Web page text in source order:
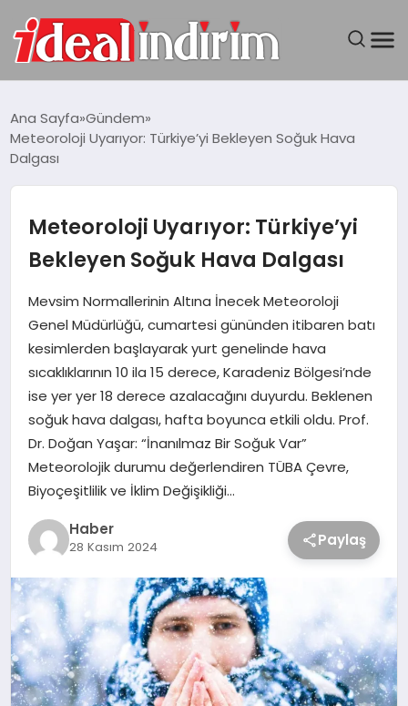
BILGISAYAR
TEKNOLOJI
YAŞAM
Ana Sayfa Gündem
Meteoroloji Uyarıyor: Türkiye’yi Bekleyen Soğuk Hava
Dalgası
Meteoroloji Uyarıyor: Türkiye’yi
Bekleyen Soğuk Hava Dalgası
Mevsim Normallerinin Altına İnecek Meteoroloji
Genel Müdürlüğü, cumartesi gününden itibaren batı
kesimlerden başlayarak yurt genelinde hava
sıcaklıklarının 10 ila 15 derece, Karadeniz Bölgesi’nde
ise yer yer 18 derece azalacağını duyurdu. Beklenen
soğuk hava dalgası, hafta boyunca etkili oldu. Prof.
Dr. Doğan Yaşar: “İnanılmaz Bir Soğuk Var”
Meteorolojik durumu değerlendiren TÜBA Çevre,
Biyoçeşitlilik ve İklim Değişikliği…
Haber
28 Kasım 2024 Paylaş